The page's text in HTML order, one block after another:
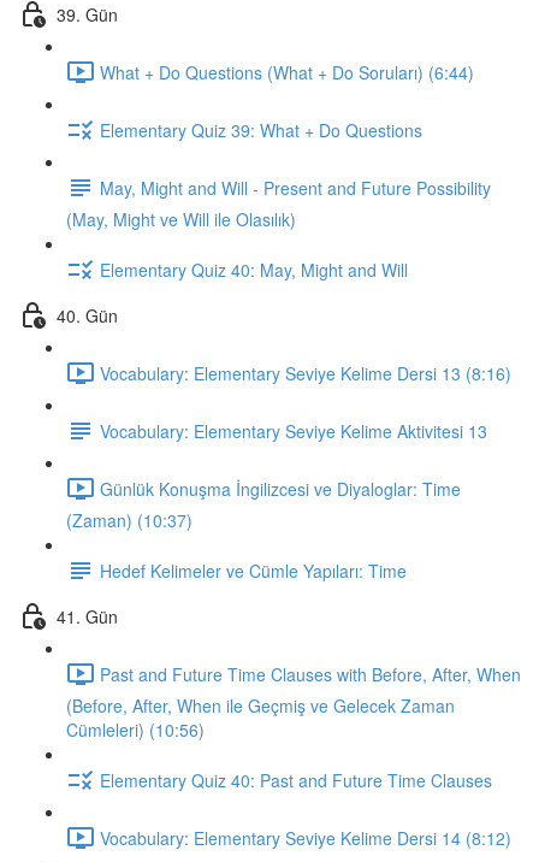
39. Gün
What + Do Questions (What + Do Soruları) (6:44)
Elementary Quiz 39: What + Do Questions
May, Might and Will - Present and Future Possibility
(May, Might ve Will ile Olasılık)
Elementary Quiz 40: May, Might and Will
40. Gün
Vocabulary: Elementary Seviye Kelime Dersi 13 (8:16)
Vocabulary: Elementary Seviye Kelime Aktivitesi 13
Günlük Konuşma İngilizcesi ve Diyaloglar: Time
(Zaman) (10:37)
Hedef Kelimeler ve Cümle Yapıları: Time
41. Gün
Past and Future Time Clauses with Before, After, When
(Before, After, When ile Geçmiş ve Gelecek Zaman
Cümleleri) (10:56)
Elementary Quiz 40: Past and Future Time Clauses
Vocabulary: Elementary Seviye Kelime Dersi 14 (8:12)